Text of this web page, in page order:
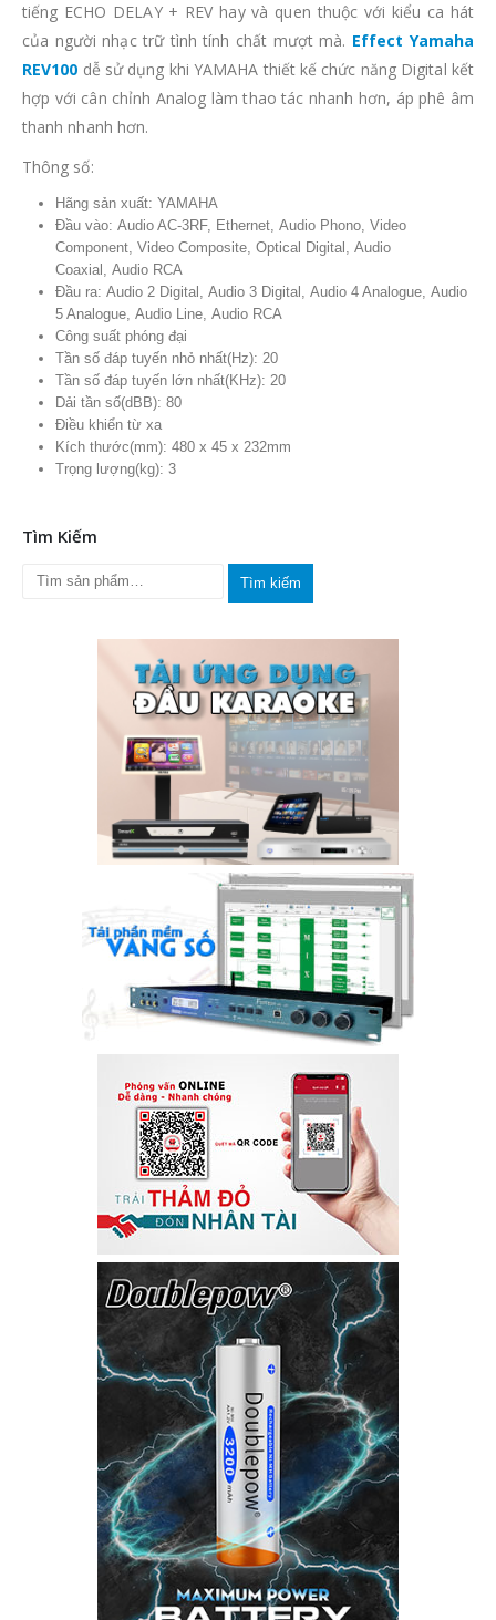
tiếng ECHO DELAY + REV hay và quen thuộc với kiểu ca hát
của người nhạc trữ tình tính chất mượt mà. Effect Yamaha
REV100 dễ sử dụng khi YAMAHA thiết kế chức năng Digital kết
hợp với cân chỉnh Analog làm thao tác nhanh hơn, áp phê âm
thanh nhanh hơn.
Thông số:
Hãng sản xuất: YAMAHA
Đầu vào: Audio AC-3RF, Ethernet, Audio Phono, Video
Component, Video Composite, Optical Digital, Audio
Coaxial, Audio RCA
Đầu ra: Audio 2 Digital, Audio 3 Digital, Audio 4 Analogue, Audio
5 Analogue, Audio Line, Audio RCA
Công suất phóng đại
Tần số đáp tuyến nhỏ nhất(Hz): 20
Tần số đáp tuyến lớn nhất(KHz): 20
Dải tần số(dBB): 80
Điều khiển từ xa
Kích thước(mm): 480 x 45 x 232mm
Trọng lượng(kg): 3
Tìm Kiếm
Tìm kiếm